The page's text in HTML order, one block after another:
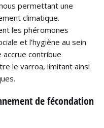
permettant une
climatique.
les phéromones
et l’hygiène au sein
accrue contribue
le varroa, limitant ainsi
de fécondation